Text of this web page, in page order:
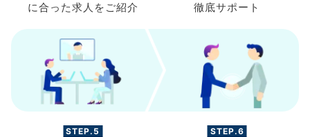
に合った求人を ご紹介
徹底サポート
STEP.5 STEP.6